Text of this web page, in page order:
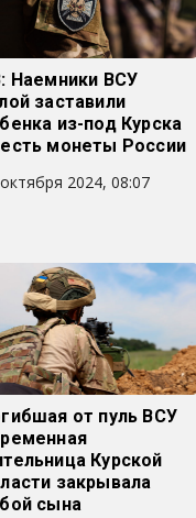
Наемники ВСУ
заставили
из-под Курска
монеты России
2024, 08:07
от пуль ВСУ
Курской
закрывала
сына